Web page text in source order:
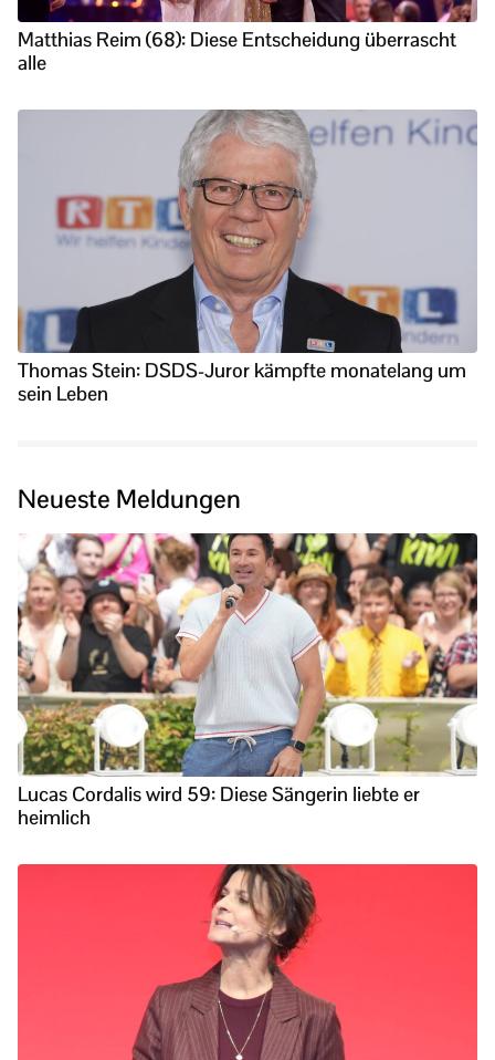
Matthias Reim (68): Diese Entscheidung überrascht
alle
Thomas Stein: DSDS-Juror kämpfte monatelang um
sein Leben
Neueste Meldungen
Lucas Cordalis wird 59: Diese Sängerin liebte er
heimlich